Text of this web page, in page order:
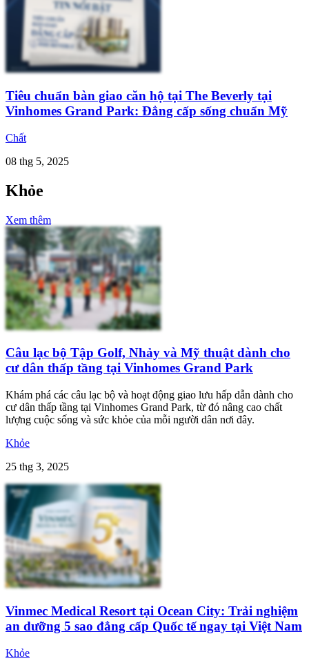
Tiêu chuẩn bàn giao căn hộ tại The Beverly tại
Vinhomes Grand Park: Đẳng cấp sống chuẩn Mỹ
Chất
08 thg 5, 2025
Khỏe
Xem thêm
Câu lạc bộ Tập Golf, Nhảy và Mỹ thuật dành cho
cư dân thấp tầng tại Vinhomes Grand Park
Khám phá các câu lạc bộ và hoạt động giao lưu hấp dẫn dành cho
cư dân thấp tầng tại Vinhomes Grand Park, từ đó nâng cao chất
lượng cuộc sống và sức khỏe của mỗi người dân nơi đây.
Khỏe
25 thg 3, 2025
Vinmec Medical Resort tại Ocean City: Trải nghiệm
an dưỡng 5 sao đẳng cấp Quốc tế ngay tại Việt Nam
Khỏe